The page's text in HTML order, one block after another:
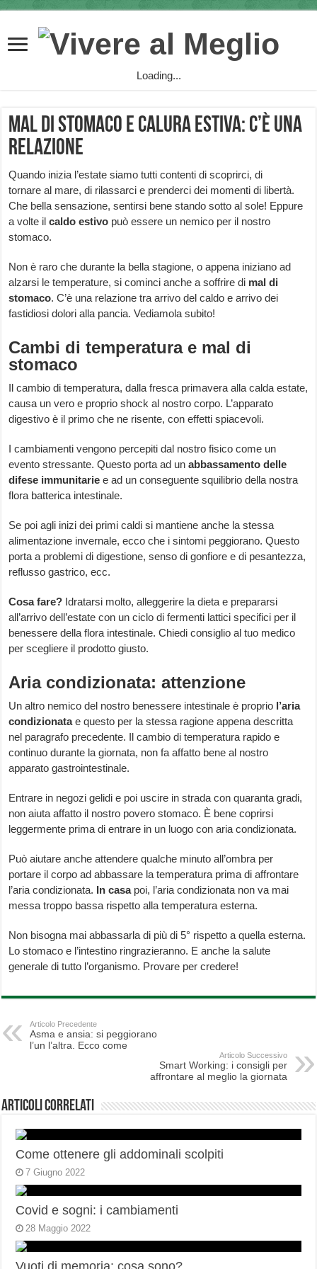
Loading...
Mal di stomaco e calura estiva: c’è una
relazione
Quando inizia l’estate siamo tutti contenti di scoprirci, di
tornare al mare, di rilassarci e prenderci dei momenti di libertà.
Che bella sensazione, sentirsi bene stando sotto al sole! Eppure
a volte ilcaldo estivo può essere un nemico per il nostro
stomaco.
Non è raro che durante la bella stagione, o appena iniziano ad
alzarsi le temperature, si cominci anche a soffrire di mal di
stomaco. C’è una relazione tra arrivo del caldo e arrivo dei
fastidiosi dolori alla pancia. Vediamola subito!
Cambi di temperatura e mal di
stomaco
Il cambio di temperatura, dalla fresca primavera alla calda estate,
causa un vero e proprio shock al nostro corpo. L’apparato
digestivo è il primo che ne risente, con effetti spiacevoli.
I cambiamenti vengono percepiti dal nostro fisico come un
evento stressante. Questo porta ad unabbassamento delle
difese immunitarie e ad un conseguente squilibrio della nostra
flora batterica intestinale.
Se poi agli inizi dei primi caldi si mantiene anche la stessa
alimentazione invernale, ecco che i sintomi peggiorano. Questo
porta a problemi di digestione, senso di gonfiore e di pesantezza,
reflusso gastrico, ecc.
Cosa fare? Idratarsi molto, alleggerire la dieta e prepararsi
all’arrivo dell’estate con un ciclo di fermenti lattici specifici per il
benessere della flora intestinale. Chiedi consiglio al tuo medico
per scegliere il prodotto giusto.
Aria condizionata: attenzione
Un altro nemico del nostro benessere intestinale è proprio l’aria
condizionatae questo per la stessa ragione appena descritta
nel paragrafo precedente. Il cambio di temperatura rapido e
continuo durante la giornata, non fa affatto bene al nostro
apparato gastrointestinale.
Entrare in negozi gelidi e poi uscire in strada con quaranta gradi,
non aiuta affatto il nostro povero stomaco. È bene coprirsi
leggermente prima di entrare in un luogo con aria condizionata.
Può aiutare anche attendere qualche minuto all’ombra per
portare il corpo ad abbassare la temperatura prima di affrontare
l’aria condizionata. In casapoi, l’aria condizionata non va mai
messa troppo bassa rispetto alla temperatura esterna.
Non bisogna mai abbassarla di più di 5° rispetto a quella esterna.
Lo stomaco e l’intestino ringrazieranno. E anche la salute
generale di tutto l’organismo. Provare per credere!
Articolo Precedente
Asma e ansia: si peggiorano
l’un l’altra. Ecco come
Articolo Successivo
Smart Working: i consigli per
affrontare al meglio la giornata
Articoli correlati
Come ottenere gli addominali scolpiti
7 Giugno 2022
Covid e sogni: i cambiamenti
28 Maggio 2022